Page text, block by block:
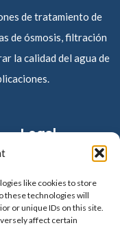
like cookies to store
these technologies will
or unique IDs on this site.
affect certain
de tratamiento de
de ósmosis, filtración
la calidad del agua de
Legal
de cookies
de privacidad